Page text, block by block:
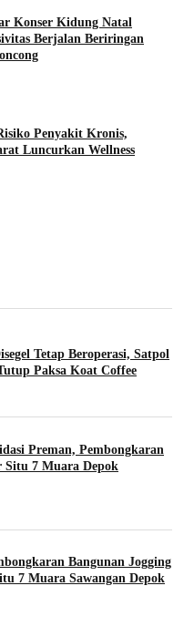
Konser Kidung Natal
Berjalan Beriringan
Penyakit Kronis,
Luncurkan Wellness
Tetap Beroperasi, Satpol
Paksa Koat Coffee
Preman, Pembongkaran
Situ 7 Muara Depok
Bangunan Jogging
7 Muara Sawangan Depok